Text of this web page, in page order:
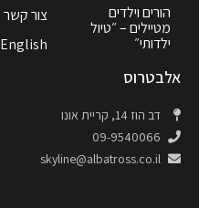
הורים וילדים
מטיילים – ״טיול
ילדותי״
צור קשר
English
אלבטרוס
דב הוז 14, קריית אונו
09-9540066
skyline@albatross.co.il